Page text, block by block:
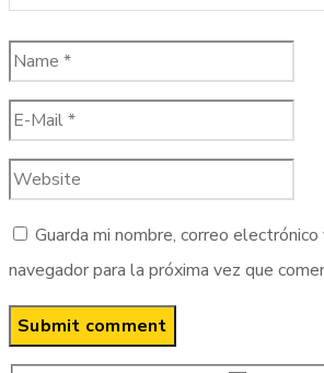
Guarda mi nombre, correo
navegador para la próxima vez que